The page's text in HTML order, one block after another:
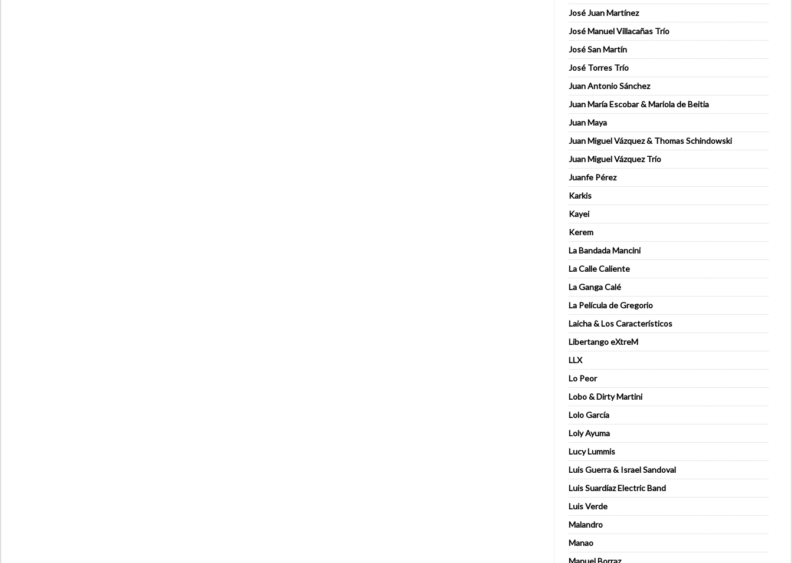
José Juan Martínez
José Manuel Villacañas Trío
José San Martín
José Torres Trío
Juan Antonio Sánchez
Juan María Escobar & Mariola de Beitia
Juan Maya
Juan Miguel Vázquez & Thomas Schindowski
Juan Miguel Vázquez Trío
Juanfe Pérez
Karkis
Kayei
Kerem
La Bandada Mancini
La Calle Caliente
La Ganga Calé
La Película de Gregorio
Laicha & Los Característicos
Libertango eXtreM
LLX
Lo Peor
Lobo & Dirty Martini
Lolo García
Loly Ayuma
Lucy Lummis
Luis Guerra & Israel Sandoval
Luis Suardíaz Electric Band
Luis Verde
Malandro
Manao
Manuel Borraz